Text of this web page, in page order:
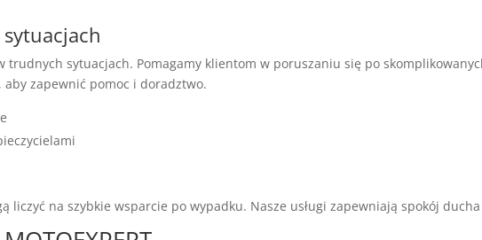
trudnych sytuacjach. Pomagamy klientom w poruszaniu się po
zapewnić pomoc i doradztwo.
liczyć na szybkie wsparcie po wypadku. Nasze usługi zapewniają spokój